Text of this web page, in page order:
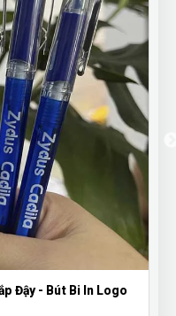
Đậy - Bút Bi In Logo